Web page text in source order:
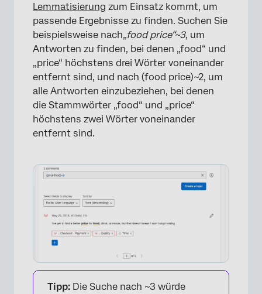
×
Lemmatisierung zum Einsatz kommt, um
passende Ergebnisse zu finden. Suchen Sie
beispielsweise nach„food price“~3, um
Antworten zu finden, bei denen „food“ und
„price“ höchstens drei Wörter voneinander
entfernt sind, und nach (food price)~2, um
alle Antworten einzubeziehen, bei denen
die Stammwörter „food“ und „price“
höchstens zwei Wörter voneinander
entfernt sind.
Tipp: Die Suche nach ~3 würde